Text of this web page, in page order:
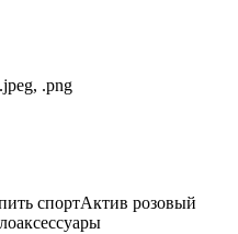
.png
спортАктив розовый